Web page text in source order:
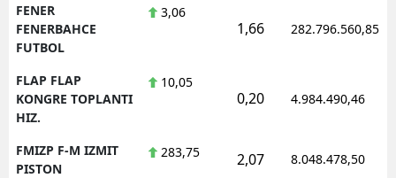
FENER
FENERBAHCE
FUTBOL
3,06
1,66 282.796.560,85
FLAP FLAP
KONGRE TOPLANTI
HIZ.
10,05
0,20 4.984.490,46
FMIZP F-M IZMIT
PISTON
283,75 2,07 8.048.478,50